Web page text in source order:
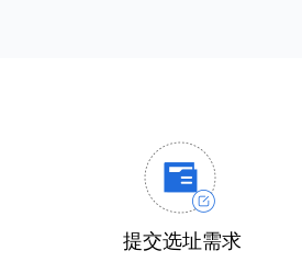
提交选址需求